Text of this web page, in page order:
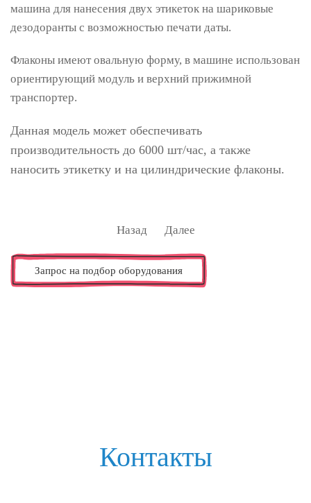
машина для нанесения двух этикеток на шариковые
дезодоранты с возможностью печати даты.
Флаконы имеют овальную форму, в машине использован
ориентирующий модуль и верхний прижимной
транспортер.
Данная модель может обеспечивать
производительность до 6000 шт/час, а также
наносить этикетку и на цилиндрические флаконы.
Назад Далее
Запрос на подбор оборудования
Контакты